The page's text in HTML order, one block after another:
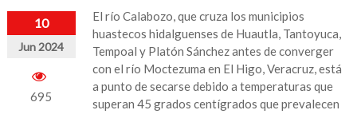
10
Jun 2024
695
El río Calabozo, que cruza los municipios
huastecos hidalguenses de Huautla, Tantoyuca,
Tempoal y Platón Sánchez antes de converger
con el río Moctezuma en El Higo, Veracruz, está
a punto de secarse debido a temperaturas que
superan 45 grados centígrados que prevalecen